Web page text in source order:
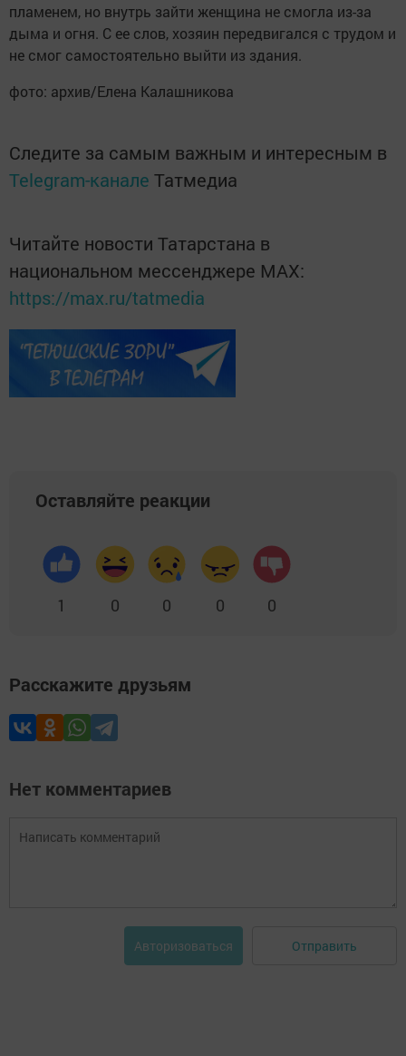
пламенем, но внутрь зайти женщина не смогла из-за
дыма и огня. С ее слов, хозяин передвигался с трудом и
не смог самостоятельно выйти из здания.
фото: архив/Елена Калашникова
Следите за самым важным и интересным в
Telegram-канале Татмедиа
Читайте новости Татарстана в
национальном мессенджере MАХ:
https://max.ru/tatmedia
Оставляйте реакции
1 0 0 0 0
Расскажите друзьям
Нет комментариев
Авторизоваться Отправить